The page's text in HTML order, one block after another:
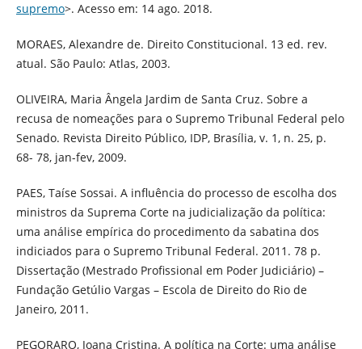
supremo>. Acesso em: 14 ago. 2018.
MORAES, Alexandre de. Direito Constitucional. 13 ed. rev.
atual. São Paulo: Atlas, 2003.
OLIVEIRA, Maria Ângela Jardim de Santa Cruz. Sobre a
recusa de nomeações para o Supremo Tribunal Federal pelo
Senado. Revista Direito Público, IDP, Brasília, v. 1, n. 25, p.
68- 78, jan-fev, 2009.
PAES, Taíse Sossai. A influência do processo de escolha dos
ministros da Suprema Corte na judicialização da política:
uma análise empírica do procedimento da sabatina dos
indiciados para o Supremo Tribunal Federal. 2011. 78 p.
Dissertação (Mestrado Profissional em Poder Judiciário) –
Fundação Getúlio Vargas – Escola de Direito do Rio de
Janeiro, 2011.
PEGORARO, Joana Cristina. A política na Corte: uma análise